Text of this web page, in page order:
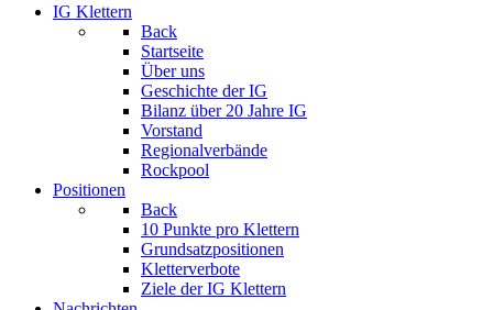
IG Klettern
Back
Startseite
Über uns
Geschichte der IG
Bilanz über 20 Jahre IG
Vorstand
Regionalverbände
Rockpool
Positionen
Back
10 Punkte pro Klettern
Grundsatzpositionen
Kletterverbote
Ziele der IG Klettern